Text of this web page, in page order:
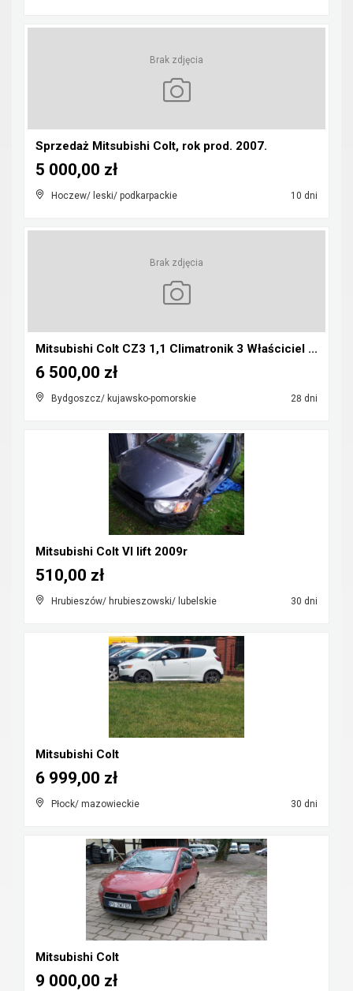
Brak zdjęcia
Sprzedaż Mitsubishi Colt, rok prod. 2007.
Hoczew/ leski/ podkarpackie 10 dni
5 000,00 zł
Brak zdjęcia
Mitsubishi Colt CZ3 1,1 Climatronik 3 Właściciel ...
Bydgoszcz/ kujawsko-pomorskie 28 dni
6 500,00 zł
Mitsubishi Colt VI lift 2009r
Hrubieszów/ hrubieszowski/ lubelskie 30 dni
510,00 zł
Mitsubishi Colt
Płock/ mazowieckie 30 dni
6 999,00 zł
Mitsubishi Colt
9 000,00 zł